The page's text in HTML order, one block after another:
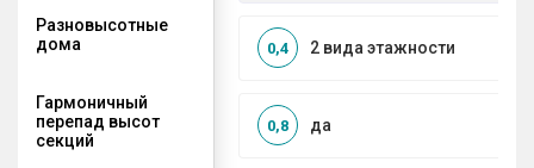
Разновысотные
дома
2 вида этажности
0,4
Гармоничный
перепад высот
секций
да
0,8